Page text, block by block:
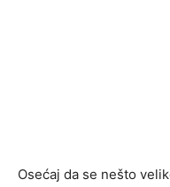
Osećaj da se nešto